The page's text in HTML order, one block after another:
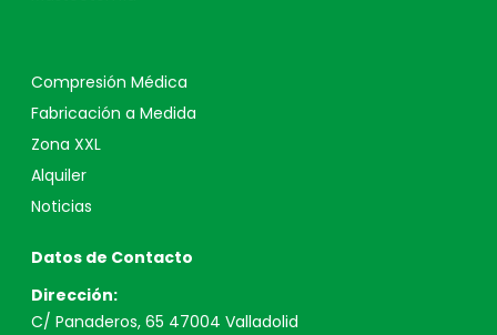
Compresión Médica
Fabricación a Medida
Zona XXL
Alquiler
Noticias
Datos de Contacto
Dirección:
C/ Panaderos, 65 47004 Valladolid